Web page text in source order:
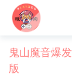
鬼山魔音爆
版